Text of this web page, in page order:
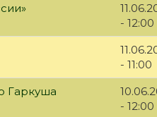
- 12:00
- 11:00
Гаркуша
- 12:00